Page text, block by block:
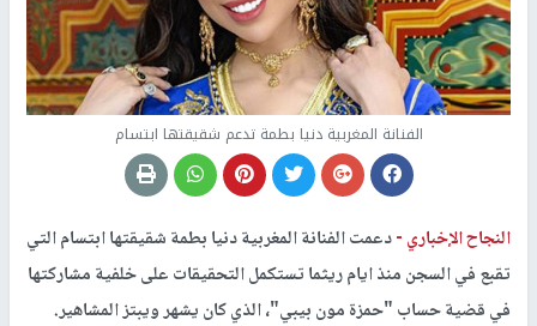
الفنانة المغربية دنيا بطمة تدعم شقيقتها ابتسام
النجاح الإخباري -دعمت الفنانة المغربية دنيا بطمة شقيقتها ابتسام التي
تقبع في السجن منذ ايام ريثما تستكمل التحقيقات على خلفية مشاركتها
في قضية حساب "حمزة مون بيبي"، الذي كان يشهر ويبتز المشاهير.